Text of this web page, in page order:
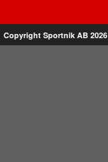
Copyright Sportnik AB 2026